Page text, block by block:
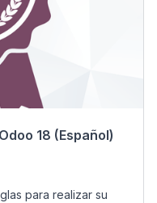
18 (Español)
para realizar su